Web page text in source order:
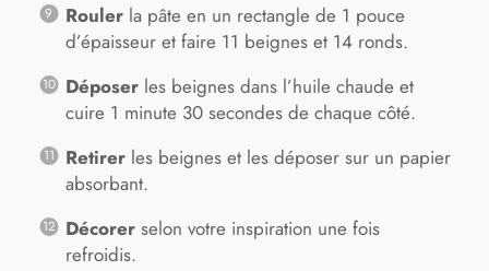
Roulerla pâte en un rectangle de 1 pouce
d’épaisseur et faire 11 beignes et 14 ronds.
Déposerles beignes dans l’huile chaude et
cuire 1 minute 30 secondes de chaque côté.
Retirerles beignes et les déposer sur un papier
absorbant.
Décorerselon votre inspiration une fois
refroidis.